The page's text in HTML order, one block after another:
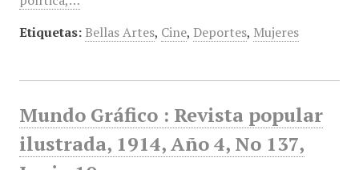
Etiquetas: Bellas Artes, Cine, Deportes, Mujeres
Mundo Gráfico : Revista popular
ilustrada, 1914, Año 4, No 137,